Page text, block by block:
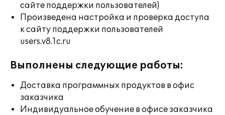
сайте поддержки пользователей)
Произведена настройка и проверка доступа
к сайту поддержки пользователей
users.v8.1c.ru
Выполнены следующие работы:
Доставка программных продуктов в офис
заказчика
Индивидуальное обучение в офисе заказчика